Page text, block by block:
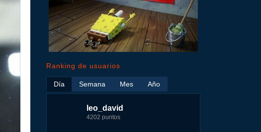
Ranking de usuarios
Día
leo_david
4202 puntos
Semana
leo_david
21926 puntos
Mes
leo_david
33385 puntos
Año
nomedigas
339916 puntos